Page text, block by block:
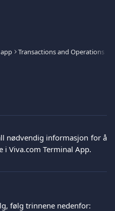
Transactions and Operations
nødvendig informasjon for å
i Viva.com Terminal App.
følg trinnene nedenfor: